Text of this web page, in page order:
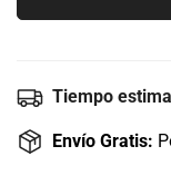
Tiempo
Envío Gratis: